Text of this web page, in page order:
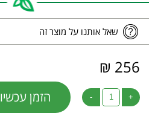
שאל אותנו על מוצר זה
256 ₪
+
- הזמן עכשיו